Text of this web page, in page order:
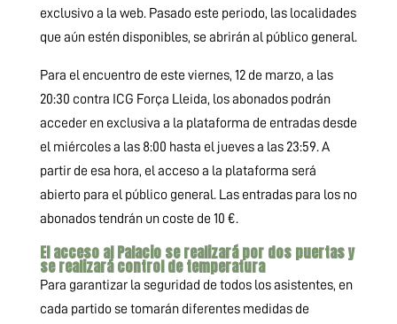
exclusivo a la web. Pasado este periodo, las localidades
que aún estén disponibles, se abrirán al público general.
Para el encuentro de este viernes, 12 de marzo, a las
20:30 contra ICG Força Lleida, los abonados podrán
acceder en exclusiva a la plataforma de entradas desde
el miércoles a las 8:00 hasta el jueves a las 23:59. A
partir de esa hora, el acceso a la plataforma será
abierto para el público general. Las entradas para los no
abonados tendrán un coste de 10 €.
El acceso al Palacio se realizará por dos puertas y
se realizará control de temperatura
Para garantizar la seguridad de todos los asistentes, en
cada partido se tomarán diferentes medidas de